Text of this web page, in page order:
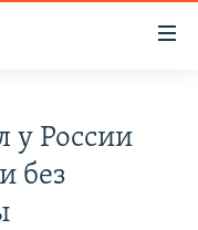
у России
без